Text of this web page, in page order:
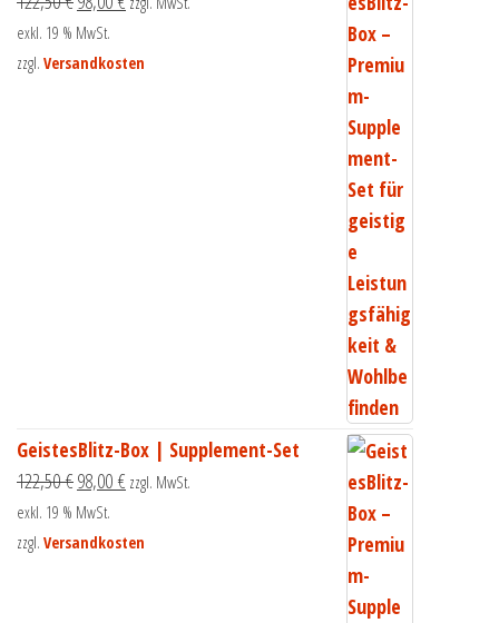
exkl. 19 % MwSt.
zzgl. Versandkosten
GeistesBlitz-Box | Supplement-Set
122,50€98,00 € zzgl. MwSt.
exkl. 19 % MwSt.
zzgl. Versandkosten